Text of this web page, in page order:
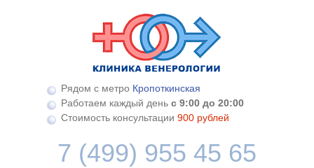
Рядом с метро Кропоткинская
Работаем каждый день с 9:00 до 20:00
Стоимость консультации 900 рублей
7 (499) 955 45 65